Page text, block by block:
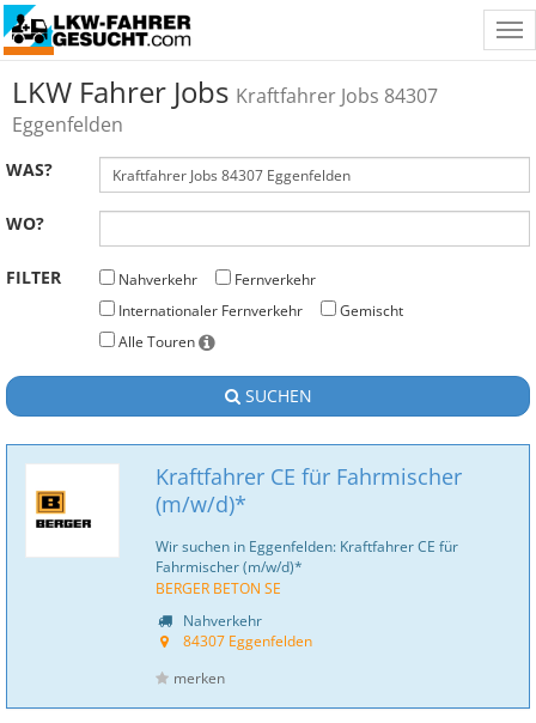
LKW Fahrer Jobs Kraftfahrer Jobs 84307
Eggenfelden
WAS?
WO?
FILTER Nahverkehr
Fernverkehr
Internationaler Fernverkehr
Gemischt
Alle Touren
SUCHEN
Kraftfahrer CE für Fahrmischer
(m/w/d)*
Wir suchen in Eggenfelden: Kraftfahrer CE für
Fahrmischer (m/w/d)*
BERGER BETON SE
Nahverkehr
84307 Eggenfelden
merken